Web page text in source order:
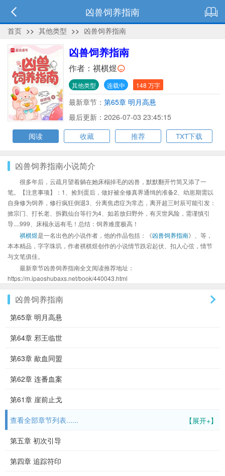
凶兽饲养指南
首页 >> 其他类型 >> 凶兽饲养指南
凶兽饲养指南
作者： 祺棋煜
其他类型 连载中 148 万字
最新章节： 第65章 明月高悬
最后更新：2026-07-03 23:45:15
阅读
收藏 推荐 TXT下载
凶兽饲养指南小说简介
很多年后，云疏月望着躺在她床榻掉毛的凶兽，默默翻开竹简又添了一
笔。【注意事项】：1、捡到蛋后，做好被全修真界通缉的准备2、幼崽期需以
自身修为饲养，修行疯狂倒退3、分离焦虑症为常态，离开超三时辰可能引发：
掀宗门、打长老、拆戮仙台等行为4、如若放归野外，有灭世风险，需谨慎引
导....999、床榻永远有毛！总结：饲养难度极高！
祺棋煜是一名出色的小说作者，他的作品包括：《凶兽饲养指南》、等，
本本精品，字字珠玑，作者祺棋煜创作的小说情节跌宕起伏、扣人心弦，情节
与文笔俱佳。
最新章节凶兽饲养指南全文阅读推荐地址：
https://m.ipaoshubaxs.net/book/440043.html
凶兽饲养指南
第65章 明月高悬
第64章 邪王临世
第63章 歃血同盟
第62章 连番血案
第61章 崖前止戈
【展开+】
查看全部章节列表......
第五章 初次引导
第四章 追踪符印